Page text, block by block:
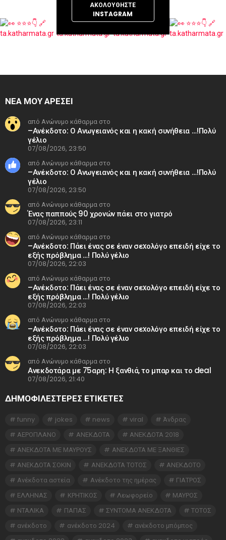
ΑΚΟΛΟΥΘΉΣΤΕ
INSTAGRAM
ΝΕΑ ΜΟΥ ΑΡΕΣΕΙ
από Ανώνυμο κάθαρμα στο
–Ανέκδοτο: Ο Ανωγειανός και η κακή συνήθεια …!Πολύ
γέλιο
07/08/2026, 23:50
από Ανώνυμο κάθαρμα στο
–Ανέκδοτο: Ο Ανωγειανός και η κακή συνήθεια …!Πολύ
γέλιο
07/08/2026, 23:50
από Ανώνυμο κάθαρμα στο
Ένας παππούς 90 χρονών πάει στο γιατρό
07/08/2026, 23:11
από Ανώνυμο κάθαρμα στο
–Ανέκδοτο: Πάει ένας σε έναν σεxολόγο επειδή είχε το
εξής πρόβλημα …! Πολύ γέλιο
07/08/2026, 22:03
από Ανώνυμο κάθαρμα στο
–Ανέκδοτο: Πάει ένας σε έναν σεxολόγο επειδή είχε το
εξής πρόβλημα …! Πολύ γέλιο
07/08/2026, 22:03
από Ανώνυμο κάθαρμα στο
–Ανέκδοτο: Πάει ένας σε έναν σεxολόγο επειδή είχε το
εξής πρόβλημα …! Πολύ γέλιο
07/08/2026, 22:03
από Ανώνυμο κάθαρμα στο
Ανεκδοτάρα με 75αρη: Η ξανθιά, το μπαρ και το deal
07/08/2026, 21:40
ΔΗΜΟΦΙΛΕΣΤΕΡΕΣ ΕΤΙΚΈΤΕΣ
funny jokes news viral
Άνδρας
ΑΕΡΟΠΛΑΝΟ
ΑΝΕΚΔΟΤΑ
ΑΝΕΚΔΟΤΑ 2018
ΑΝΕΚΔΟΤΑ ΜΕ ΜΑΥΡΟΥΣ
ΑΝΕΚΔΟΤΑ ΜΕ ΞΑΝΘΙΕΣ
ΑΝΕΚΔΟΤΑ ΣΟΚΙΝ
ΑΝΕΚΔΟΤΑ ΤΟΤΟΣ
ΑΝΕΚΔΟΤΟ
Ανέκδοτα αστεία
Ανέκδοτο της ημέρας
ΓΙΑΤΡΟΣ
ΕΛΛΗΝΑΣ
ΚΡΗΤΙΚΟΣ Λεωφορείο
ΜΑΥΡΟΣ
ΝΤΑΛΙΚΑ
ΠΑΠΑΣ ΣΥΝΤΟΜΑ ΑΝΕΚΔΟΤΑ
ΤΟΤΟΣ
ανέκδοτο
ανέκδοτο 2024
ανέκδοτο μπόμπος